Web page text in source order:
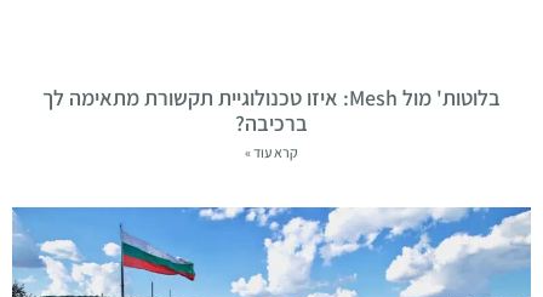
בלוטות' מול Mesh: איזו טכנולוגיית תקשורת מתאימה לך
ברכיבה?
קרא עוד »